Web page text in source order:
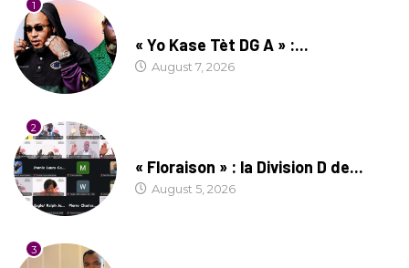
1
« Yo Kase Tèt DG A » :...
August 7, 2026
2
« Floraison » : la Division D de...
August 5, 2026
3